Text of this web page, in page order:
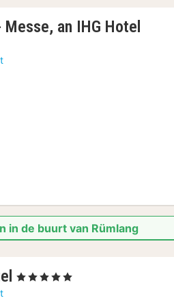
an IHG Hotel
in de buurt van Rümlang
1
, 5 Sterren